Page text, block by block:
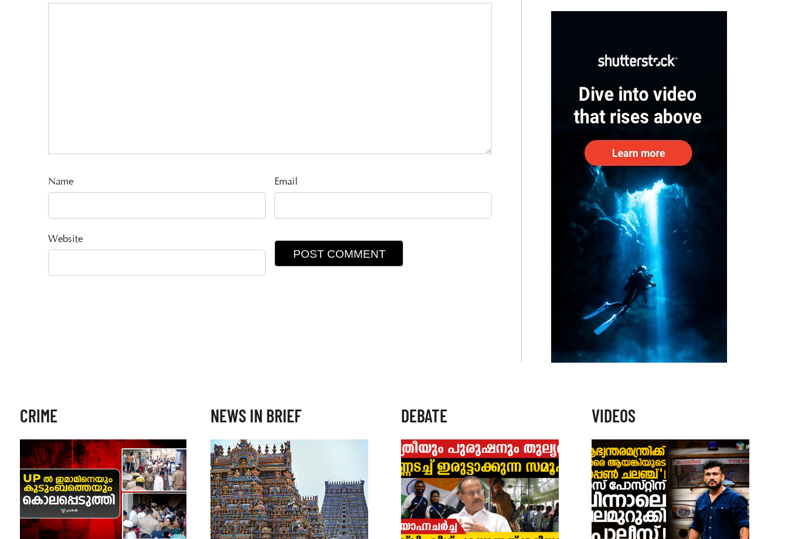
Name Email
Website
CRIME NEWS IN BRIEF DEBATE VIDEOS